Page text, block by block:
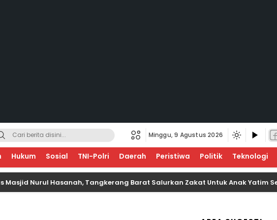
Minggu, 9 Agustus 2026
Hukum Sosial TNI-Polri Daerah Peristiwa Politik Teknologi
Nurul Hasanah, Tangkerang Barat Salurkan Zakat Untuk Anak Yatim